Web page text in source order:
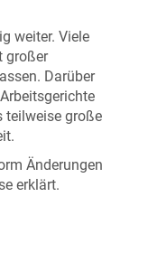
weiter. Viele
großer
Darüber
teilweise große
Änderungen
erklärt.